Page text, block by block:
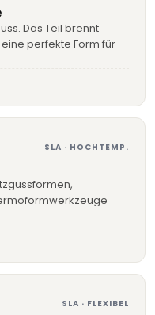
Das Teil brennt
perfekte Form für
SLA · HOCHTEMP.
SLA · FLEXIBEL